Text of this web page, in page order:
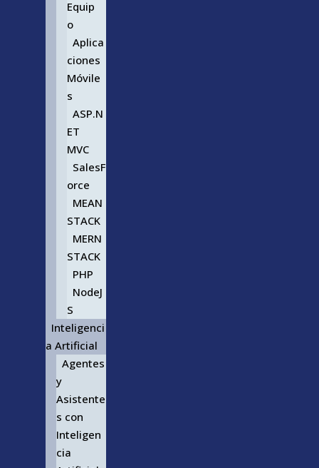
Equip
o
Aplica
ciones
Móvile
s
ASP.N
ET
MVC
SalesF
orce
MEAN
STACK
MERN
STACK
PHP
NodeJ
S
Inteligenci
a Artificial
Agentes
y
Asistente
s con
Inteligen
cia